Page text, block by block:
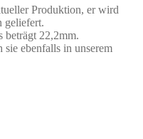
Produktion, er wird
geliefert.
beträgt 22,2mm.
sie ebenfalls in unserem